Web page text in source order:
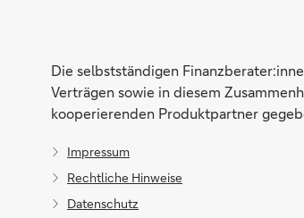
Die selbstständigen
Verträgen sowie in diesem
kooperierenden Produktpartner
Impressum
Rechtliche Hinweise
Datenschutz